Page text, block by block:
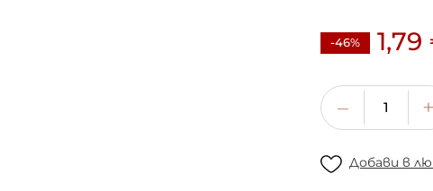
-46%
Добави в